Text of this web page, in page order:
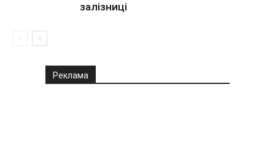
залізниці
Реклама